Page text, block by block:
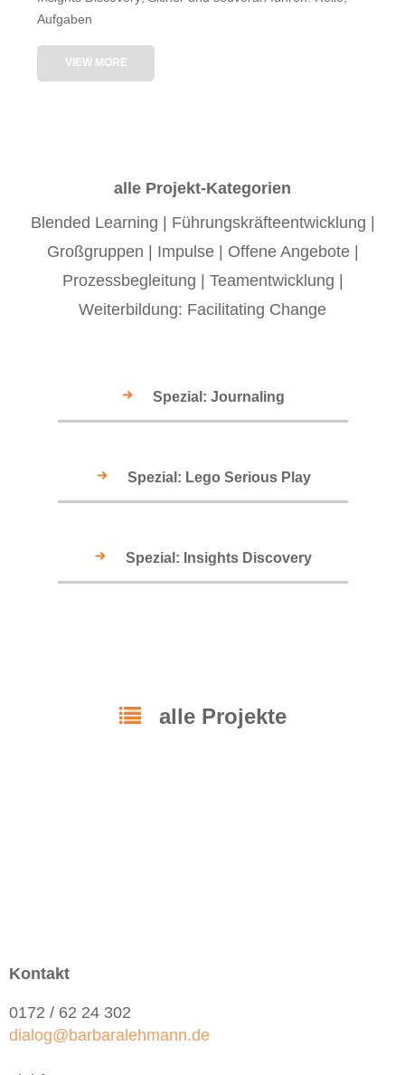
Aufgaben
VIEW MORE
alle Projekt-Kategorien
Blended Learning
Führungskräfteentwicklung
Großgruppen
Impulse| Offene Angebote|
Prozessbegleitung
Teamentwicklung
Weiterbildung: Facilitating Change
Spezial: Journaling
Spezial: Lego Serious Play
Spezial: Insights Discovery
alle Projekte
Kontakt
0172 / 62 24 302
dialog@barbaralehmann.de